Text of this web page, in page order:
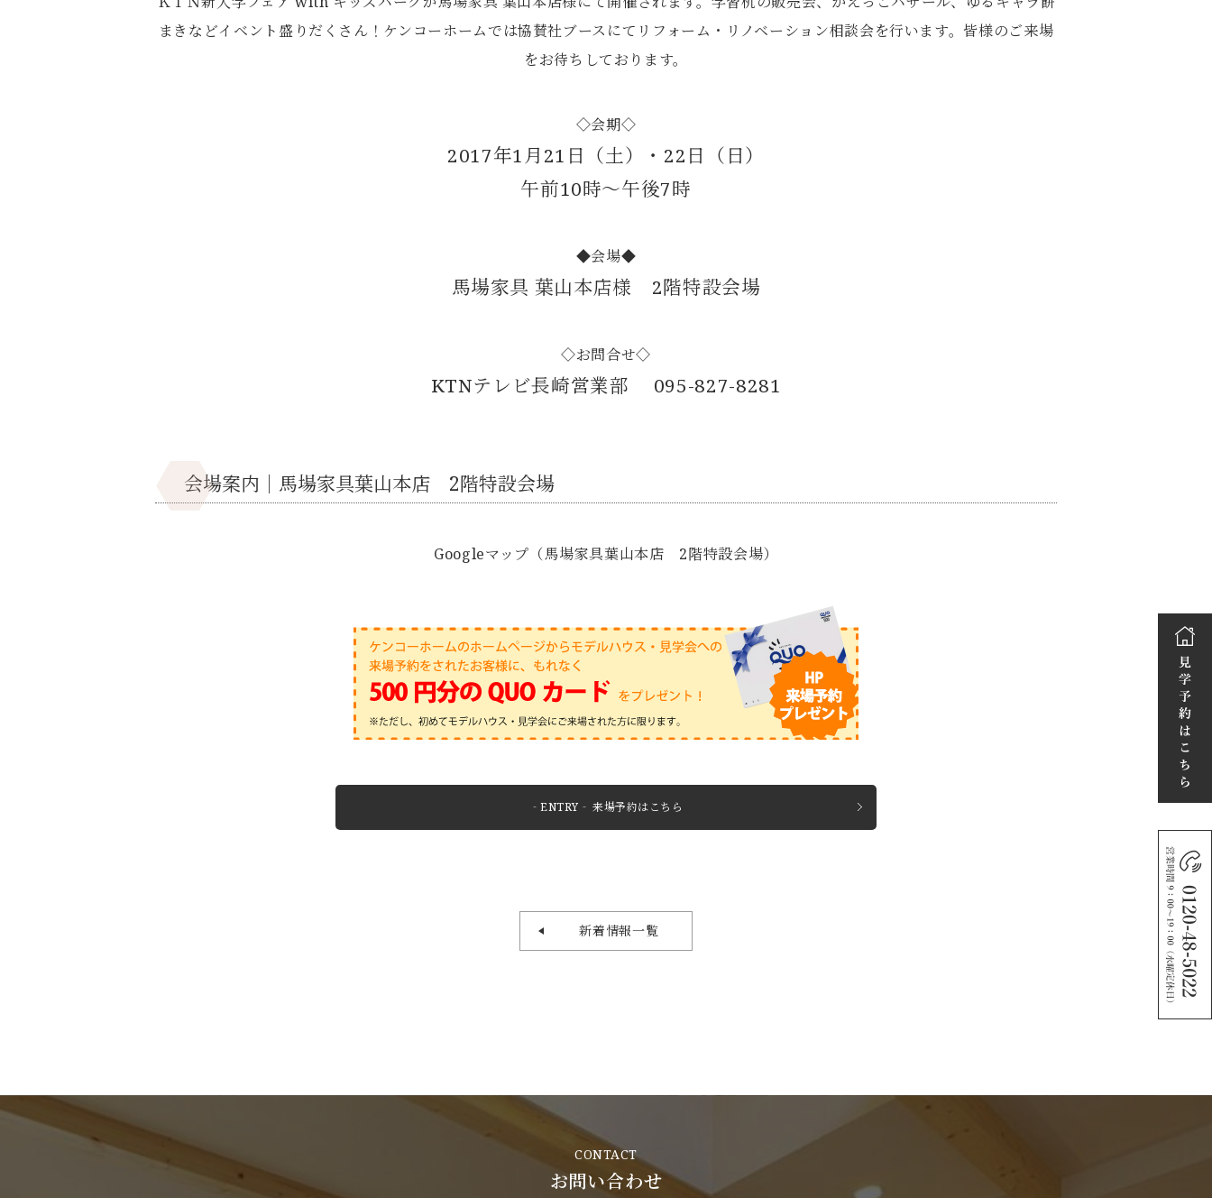
まきなどイベント盛りだくさん！ケンコーホームでは協賛社ブースにてリフォーム・リノベーション相談会を行います。皆様のご来場
をお待ちしております。
◇会期◇
2017年1月21日（土）・22日（日）
午前10時～午後7時
◆会場◆
馬場家具 葉山本店様 2階特設会場
◇お問合せ◇
KTNテレビ長崎営業部 095-827-8281
会場案内｜馬場家具葉山本店 2階特設会場
Googleマップ（馬場家具葉山本店 2階特設会場）
‐ENTRY‐ 来場予約はこちら
新着情報一覧
CONTACT
お問い合わせ